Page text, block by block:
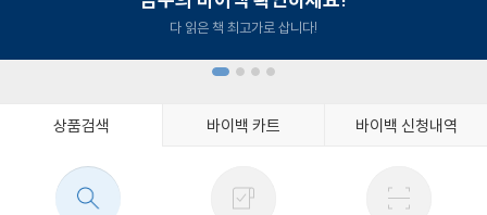
다 읽은 책 최고가로 삽니다!
상품검색 바이백 카트 바이백 신청내역